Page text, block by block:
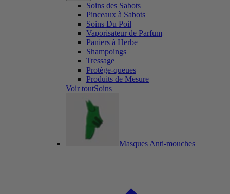
Soins des Sabots
Pinceaux à Sabots
Soins Du Poil
Vaporisateur de Parfum
Paniers à Herbe
Shampoings
Tressage
Protège-queues
Produits de Mesure
Voir toutSoins
Masques Anti-mouches